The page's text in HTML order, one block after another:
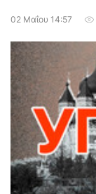
02 Μαΐου 14:57